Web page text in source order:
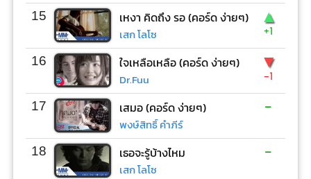
15 เหงา คิดถึง รอ (คอร์ด ง่ายๆ)
เสก โลโซ
▲
+1
16 ใจเหลือเหลือ (คอร์ด ง่ายๆ)
Dr.Fuu
▼
-1
17 เสมอ (คอร์ด ง่ายๆ)
พงษ์สิทธิ์ คำภีร์
-
18 เธอจะรู้บ้างไหม
เสก โลโซ
-